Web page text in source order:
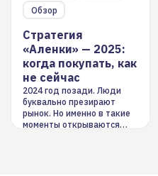
Обзор
Стратегия
«Аленки» — 2025:
когда покупать, как
не сейчас
2024 год позади. Люди
буквально презирают
рынок. Но именно в такие
моменты открываются